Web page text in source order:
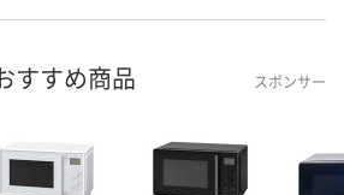
すすめ商品 スポンサー